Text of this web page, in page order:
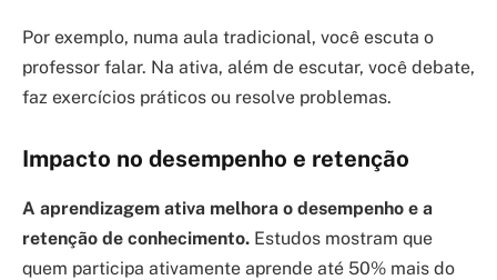
Por exemplo, numa aula tradicional, você escuta o
professor falar. Na ativa, além de escutar, você debate,
faz exercícios práticos ou resolve problemas.
Impacto no desempenho e retenção
A aprendizagem ativa melhora o desempenho e a
retenção de conhecimento. Estudos mostram que
quem participa ativamente aprende até 50% mais do